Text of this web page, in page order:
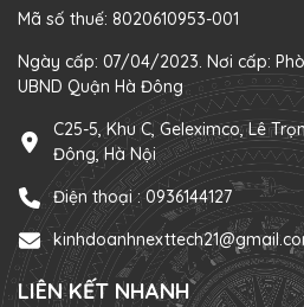
Mã số thuế: 8020610953-001
Ngày cấp: 07/04/2023. Nơi cấp:
UBND Quận Hà Đông
C25-5, Khu C, Geleximco, Lê
Đông, Hà Nội
Điện thoại :0936144127
LIÊN KẾT NHANH